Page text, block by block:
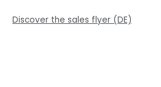
Discover the sales flyer (DE)